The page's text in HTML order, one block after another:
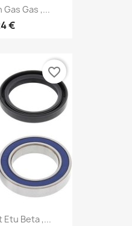
Gas ,...
€
Etu Beta ,...
favorite_border